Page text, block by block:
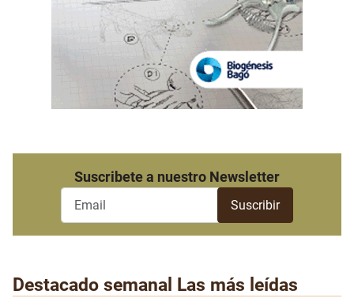
Suscribete a nuestro Newsletter
Destacado semanal Las más leídas